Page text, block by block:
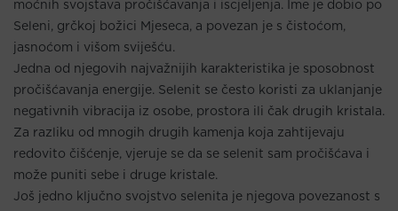
moćnih svojstava pročišćavanja i iscjeljenja. Ime je dobio po
Seleni, grčkoj božici Mjeseca, a povezan je s čistoćom,
jasnoćom i višom sviješću.
Jedna od njegovih najvažnijih karakteristika je sposobnost
pročišćavanja energije. Selenit se često koristi za uklanjanje
negativnih vibracija iz osobe, prostora ili čak drugih kristala.
Za razliku od mnogih drugih kamenja koja zahtijevaju
redovito čišćenje, vjeruje se da se selenit sam pročišćava i
može puniti sebe i druge kristale.
Još jedno ključno svojstvo selenita je njegova povezanost s